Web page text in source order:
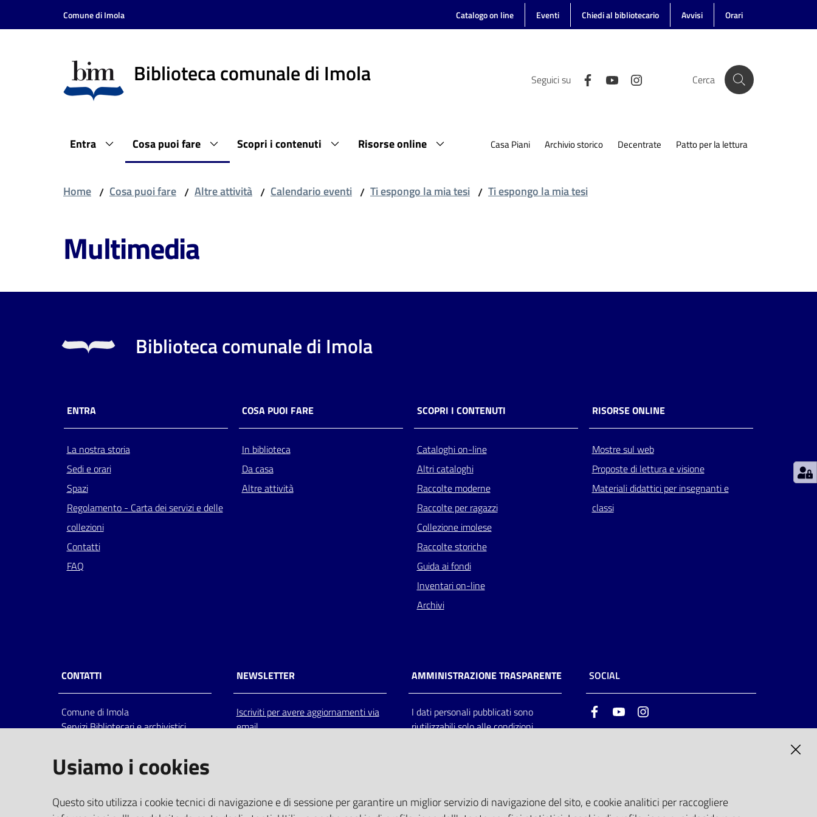
Vai al contenuto
Vai alla navigazione
Comune di Imola Catalogo on line Eventi Chiedi al bibliotecario Avvisi Orari
Biblioteca comunale di Imola Seguici su Cerca
Entra Cosa puoi fare Scopri i contenuti Risorse online Casa Piani Archivio storico Decentrate Patto per la lettura
Home / Cosa puoi fare / Altre attività / Calendario eventi / Ti espongo la mia tesi / Ti espongo la mia tesi
Multimedia
Biblioteca comunale di Imola
ENTRA
La nostra storia
Sedi e orari
Spazi
Regolamento - Carta dei servizi e delle
collezioni
Contatti
FAQ
COSA PUOI FARE
In biblioteca
Da casa
Altre attività
SCOPRI I CONTENUTI
Cataloghi on-line
Altri cataloghi
Raccolte moderne
Raccolte per ragazzi
Collezione imolese
Raccolte storiche
Guida ai fondi
Inventari on-line
Archivi
RISORSE ONLINE
Mostre sul web
Proposte di lettura e visione
Materiali didattici per insegnanti e
classi
CONTATTI
Comune di Imola
Servizi Bibliotecari e archivistici
Italia
centralino: tel 0542.6026.36 fax
bim@comune.imola.bo.it
PEC
NEWSLETTER
Iscriviti per avere aggiornamenti via
email
AMMINISTRAZIONE TRASPARENTE
I dati personali pubblicati sono
riutilizzabili solo alle condizioni
SOCIAL
FacebookYoutube
Usiamo i cookies
Questo sito utilizza i cookie tecnici di navigazione e di sessione per garantire un miglior servizio di navigazione del sito, e cookie analitici per raccogliere